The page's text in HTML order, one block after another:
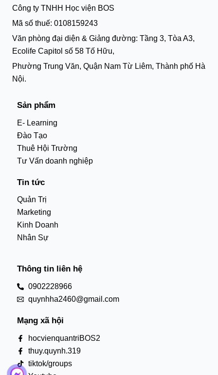
Công ty TNHH Học viện BOS
Mã số thuế: 0108159243
Văn phòng đại diện & Giảng đường: Tầng 3, Tòa A3,
Ecolife Capitol số 58 Tố Hữu,
Phường Trung Văn, Quận Nam Từ Liêm, Thành phố Hà
Nội.
Sản phẩm
E- Learning
Đào Tạo
Thuê Hội Trường
Tư Vấn doanh nghiệp
Tin tức
Quản Trị
Marketing
Kinh Doanh
Nhân Sự
Thông tin liên hệ
0902228966
quynhha2460@gmail.com
Mạng xã hội
hocvienquantriBOS2
thuy.quynh.319
tiktok/groups